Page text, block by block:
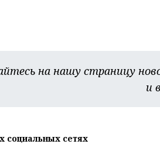
на нашу страницу
и
социальных сетях